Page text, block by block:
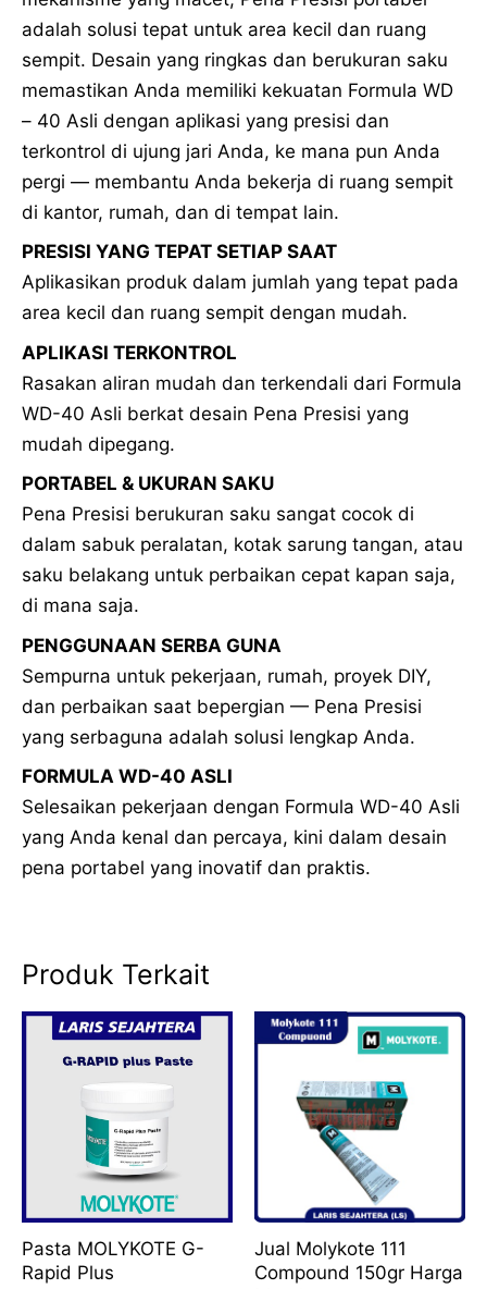
adalah solusi tepat untuk area kecil dan ruang
sempit. Desain yang ringkas dan berukuran saku
memastikan Anda memiliki kekuatan Formula WD
– 40 Asli dengan aplikasi yang presisi dan
terkontrol di ujung jari Anda, ke mana pun Anda
pergi — membantu Anda bekerja di ruang sempit
di kantor, rumah, dan di tempat lain.
PRESISI YANG TEPAT SETIAP SAAT
Aplikasikan produk dalam jumlah yang tepat pada
area kecil dan ruang sempit dengan mudah.
APLIKASI TERKONTROL
Rasakan aliran mudah dan terkendali dari Formula
WD-40 Asli berkat desain Pena Presisi yang
mudah dipegang.
PORTABEL & UKURAN SAKU
Pena Presisi berukuran saku sangat cocok di
dalam sabuk peralatan, kotak sarung tangan, atau
saku belakang untuk perbaikan cepat kapan saja,
di mana saja.
PENGGUNAAN SERBA GUNA
Sempurna untuk pekerjaan, rumah, proyek DIY,
dan perbaikan saat bepergian — Pena Presisi
yang serbaguna adalah solusi lengkap Anda.
FORMULA WD-40 ASLI
Selesaikan pekerjaan dengan Formula WD-40 Asli
yang Anda kenal dan percaya, kini dalam desain
pena portabel yang inovatif dan praktis.
Produk Terkait
Pasta MOLYKOTE G-
Rapid Plus
Jual Molykote 111
Compound 150gr Harga